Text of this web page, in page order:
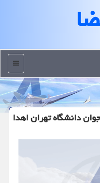
منو
دانشگاه تهران اهدا